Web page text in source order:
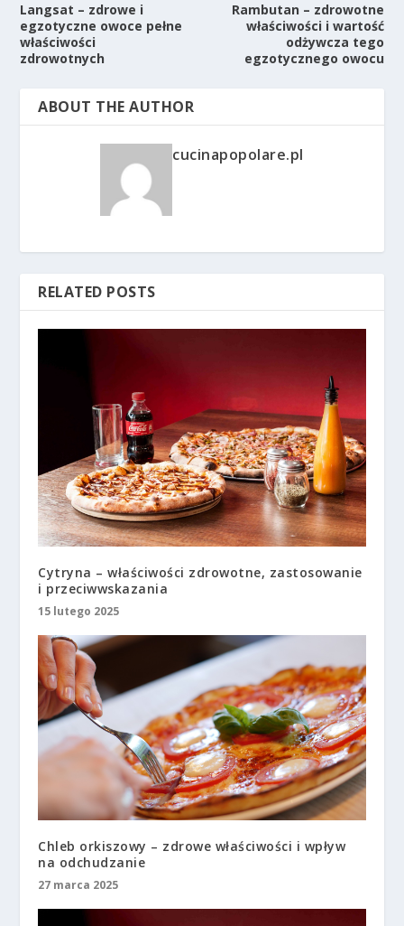
Langsat – zdrowe i
egzotyczne owoce pełne
właściwości
zdrowotnych
Rambutan – zdrowotne
właściwości i wartość
odżywcza tego
egzotycznego owocu
ABOUT THE AUTHOR
cucinapopolare.pl
RELATED POSTS
Cytryna – właściwości zdrowotne, zastosowanie
i przeciwwskazania
15 lutego 2025
Chleb orkiszowy – zdrowe właściwości i wpływ
na odchudzanie
27 marca 2025